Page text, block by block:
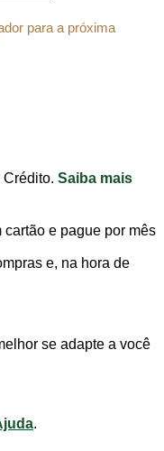
para a próxima
Saiba mais
e pague por mês
e, na hora de
se adapte a você
.